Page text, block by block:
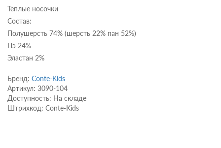
Теплые носочки
Состав:
Полушерсть 74% (шерсть 22% пан 52%)
Пэ 24%
Эластан 2%
Бренд: Conte-Kids
Артикул: 3090-104
Доступность: На складе
Штрихкод: Conte-Kids